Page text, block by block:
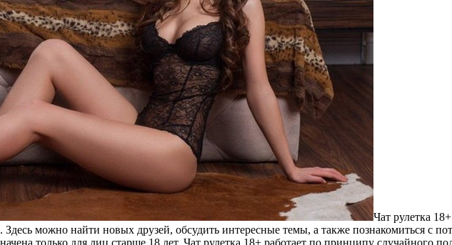
Чaт рулeткa
можно найти новых друзей, обсудить интересные темы, а также познакомиться с
только для лиц старше 18 лет. Чат рулетка 18+ работает по принципу случайного